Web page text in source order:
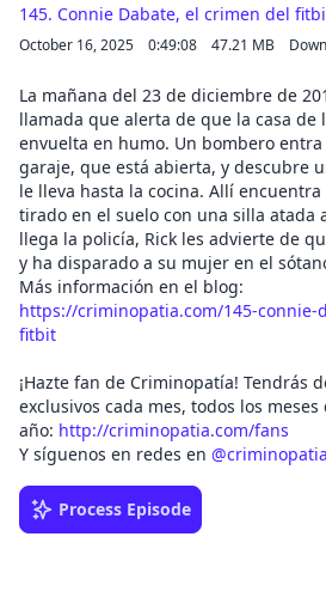
145. Connie Dabate, el crimen del
October 16, 2025 0:49:08 47.21 MB
La mañana del 23 de diciembre de
llamada que alerta de que la casa de
envuelta en humo. Un bombero
garaje, que está abierta, y descubre
le lleva hasta la cocina. Allí
tirado en el suelo con una silla atada
llega la policía, Rick les advierte de
y ha disparado a su mujer en el
Más información en el blog:
https://criminopatia.com/145-connie-
fitbit
¡Hazte fan de Criminopatía! Tendrás
exclusivos cada mes, todos los meses
año: http://criminopatia.com/fans
Y síguenos en redes en
Process Episode